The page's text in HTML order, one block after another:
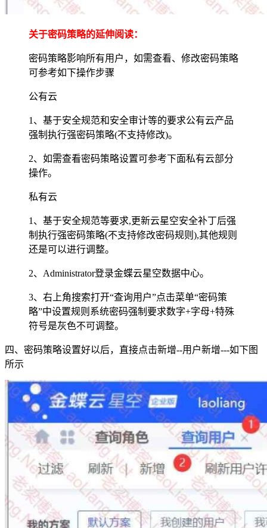
关于密码策略的延伸阅读：
密码策略影响所有用户，如需查看、修改密码策略
可参考如下操作步骤
公有云
1、基于安全规范和安全审计等的要求公有云产品
强制执行强密码策略(不支持修改)。
2、如需查看密码策略设置可参考下面私有云部分
操作。
私有云
1、基于安全规范等要求,更新云星空安全补丁后强
制执行强密码策略(不支持修改密码规则),其他规则
还是可以进行调整。
2、Administrator登录金蝶云星空数据中心。
3、右上角搜索打开“查询用户”点击菜单“密码策
略”中设置规则系统密码强制要求数字+字母+特殊
符号是灰色不可调整。
四、密码策略设置好以后，直接点击新增--用户新增---如下图
所示